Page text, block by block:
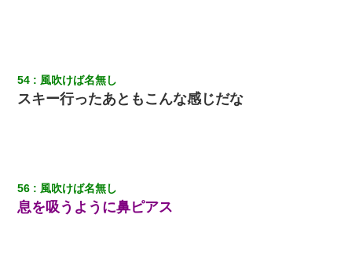
54 風吹けば名無し
スキー行ったあともこんな感じだな
56 風吹けば名無し
息を吸うように鼻ピアス